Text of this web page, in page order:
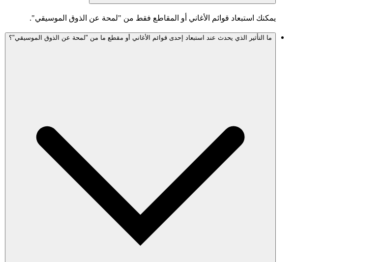
يمكنك استبعاد قوائم الأغاني أو المقاطع فقط من "لمحة عن الذوق الموسيقي".
ما التأثير الذي يحدث عند استبعاد إحدى قوائم الأغاني أو مقطع ما من "لمحة عن الذوق الموسيقي"؟